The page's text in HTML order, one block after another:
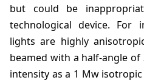
but could be
technological device. For
lights are highly
beamed with a half-angle of
intensity as a 1 Mw